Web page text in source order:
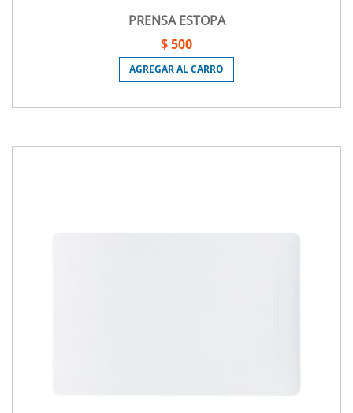
PRENSA ESTOPA
$ 500
AGREGAR AL CARRO